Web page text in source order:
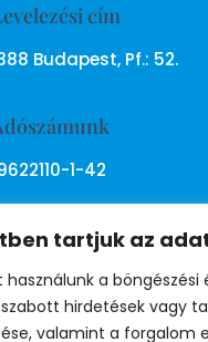
tartjuk az
a böngészési
hirdetések vagy
valamint a forgalom
cím
Budapest, Pf.: 52.
1-42
tájékoztató